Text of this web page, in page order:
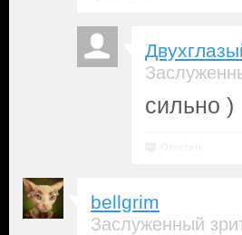
сильно )
bellgrim
Заслуженный